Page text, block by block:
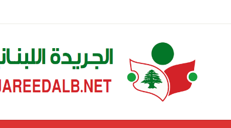
إلى
الجريدة اللبنانية
ALJAREEDALB.NET